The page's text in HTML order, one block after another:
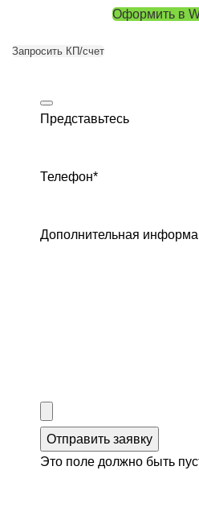
Оформить в
Запросить КП/счет
Представьтесь
Телефон*
Дополнительная
Отправить заявку
Это поле должно быть